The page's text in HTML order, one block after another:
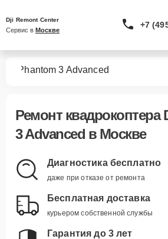
Dji Remont Center
Сервис в Москве
+7
Phantom 3 Advanced
Ремонт квадрокоптера
3 Advanced в Москве
Диагностика бесплатно
даже при отказе от ремонта
Бесплатная доставка
курьером собственной службы
Гарантия до 3 лет